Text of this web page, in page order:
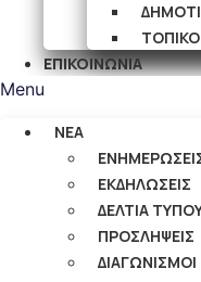
ΕΠΙΚΟΙΝΩΝΙΑ
Menu
ΝΕΑ
ΕΚΔΗΛΩΣΕΙΣ
ΔΕΛΤΙΑ
ΠΡΟΣΛΗΨΕΙΣ
ΔΙΑΓΩΝΙΣΜΟΙ